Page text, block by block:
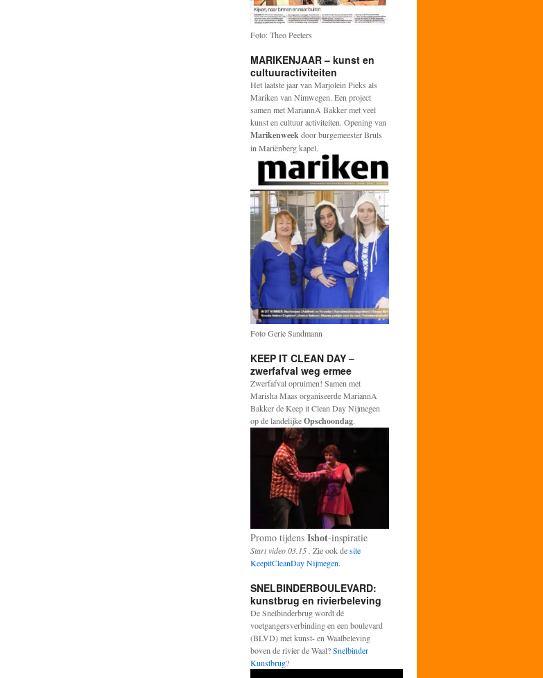
Foto: Theo Peeters
MARIKENJAAR – kunst en
cultuuractiviteiten
Het laatste jaar van Marjolein Pieks als
Mariken van Nimwegen. Een project
samen met MariannA Bakker met veel
kunst en cultuur activiteiten. Opening van
Marikenweekdoor burgemeester Bruls
in Mariënberg kapel.
Foto Gerie Sandmann
KEEP IT CLEAN DAY –
zwerfafval weg ermee
Zwerfafval opruimen! Samen met
Marisha Maas organiseerde MariannA
Bakker de Keep it Clean Day Nijmegen
op de landelijkeOpschoondag.
Promo tijdens Ishot-inspiratie
Start video 03.15 . Zie ook desite
KeepitCleanDay Nijmegen.
SNELBINDERBOULEVARD:
kunstbrug en rivierbeleving
De Snelbinderbrug wordt dé
voetgangersverbinding en een boulevard
(BLVD) met kunst- en Waalbeleving
boven de rivier de Waal?Snelbinder
Kunstbrug?